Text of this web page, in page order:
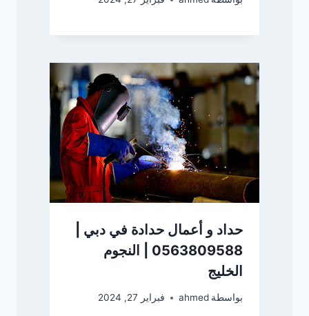
حداد و أعمال حدادة في دبي |
0563809588 | النجوم
الخليج
بواسطة ahmed فبراير 27, 2024